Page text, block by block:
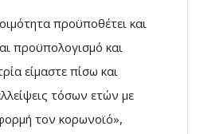
προϋποθέτει και
προϋπολογισμό και
είμαστε πίσω και
τόσων ετών με
τον κορωνοϊό»,